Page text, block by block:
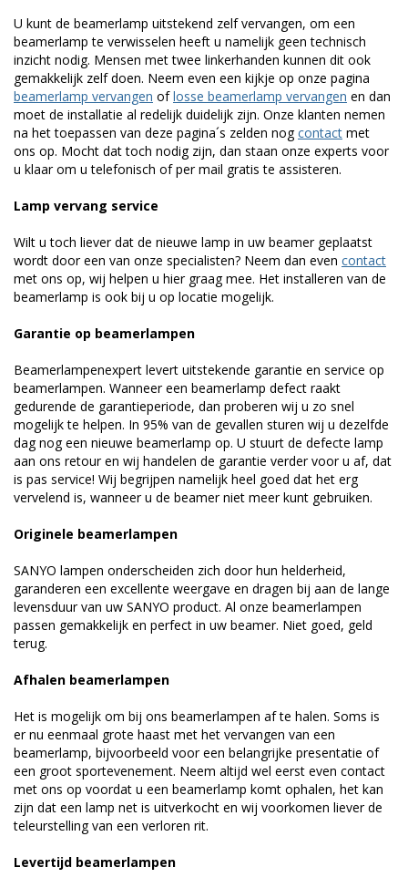
U kunt de beamerlamp uitstekend zelf vervangen, om een
beamerlamp te verwisselen heeft u namelijk geen technisch
inzicht nodig. Mensen met twee linkerhanden kunnen dit ook
gemakkelijk zelf doen. Neem even een kijkje op onze pagina
beamerlamp vervangen oflosse beamerlamp vervangen en dan
moet de installatie al redelijk duidelijk zijn. Onze klanten nemen
na het toepassen van deze pagina´s zelden nogcontact met
ons op. Mocht dat toch nodig zijn, dan staan onze experts voor
u klaar om u telefonisch of per mail gratis te assisteren.
Lamp vervang service
Wilt u toch liever dat de nieuwe lamp in uw beamer geplaatst
wordt door een van onze specialisten? Neem dan even contact
met ons op, wij helpen u hier graag mee. Het installeren van de
beamerlamp is ook bij u op locatie mogelijk.
Garantie op beamerlampen
Beamerlampenexpert levert uitstekende garantie en service op
beamerlampen. Wanneer een beamerlamp defect raakt
gedurende de garantieperiode, dan proberen wij u zo snel
mogelijk te helpen. In 95% van de gevallen sturen wij u dezelfde
dag nog een nieuwe beamerlamp op. U stuurt de defecte lamp
aan ons retour en wij handelen de garantie verder voor u af, dat
is pas service! Wij begrijpen namelijk heel goed dat het erg
vervelend is, wanneer u de beamer niet meer kunt gebruiken.
Originele beamerlampen
SANYO lampen onderscheiden zich door hun helderheid,
garanderen een excellente weergave en dragen bij aan de lange
levensduur van uw SANYO product. Al onze beamerlampen
passen gemakkelijk en perfect in uw beamer. Niet goed, geld
terug.
Afhalen beamerlampen
Het is mogelijk om bij ons beamerlampen af te halen. Soms is
er nu eenmaal grote haast met het vervangen van een
beamerlamp, bijvoorbeeld voor een belangrijke presentatie of
een groot sportevenement. Neem altijd wel eerst even contact
met ons op voordat u een beamerlamp komt ophalen, het kan
zijn dat een lamp net is uitverkocht en wij voorkomen liever de
teleurstelling van een verloren rit.
Levertijd beamerlampen